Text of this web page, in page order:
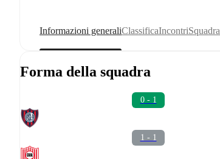
Informazioni generaliClassificaIncontriSquadra
Forma della squadra
0 - 1
1 - 1